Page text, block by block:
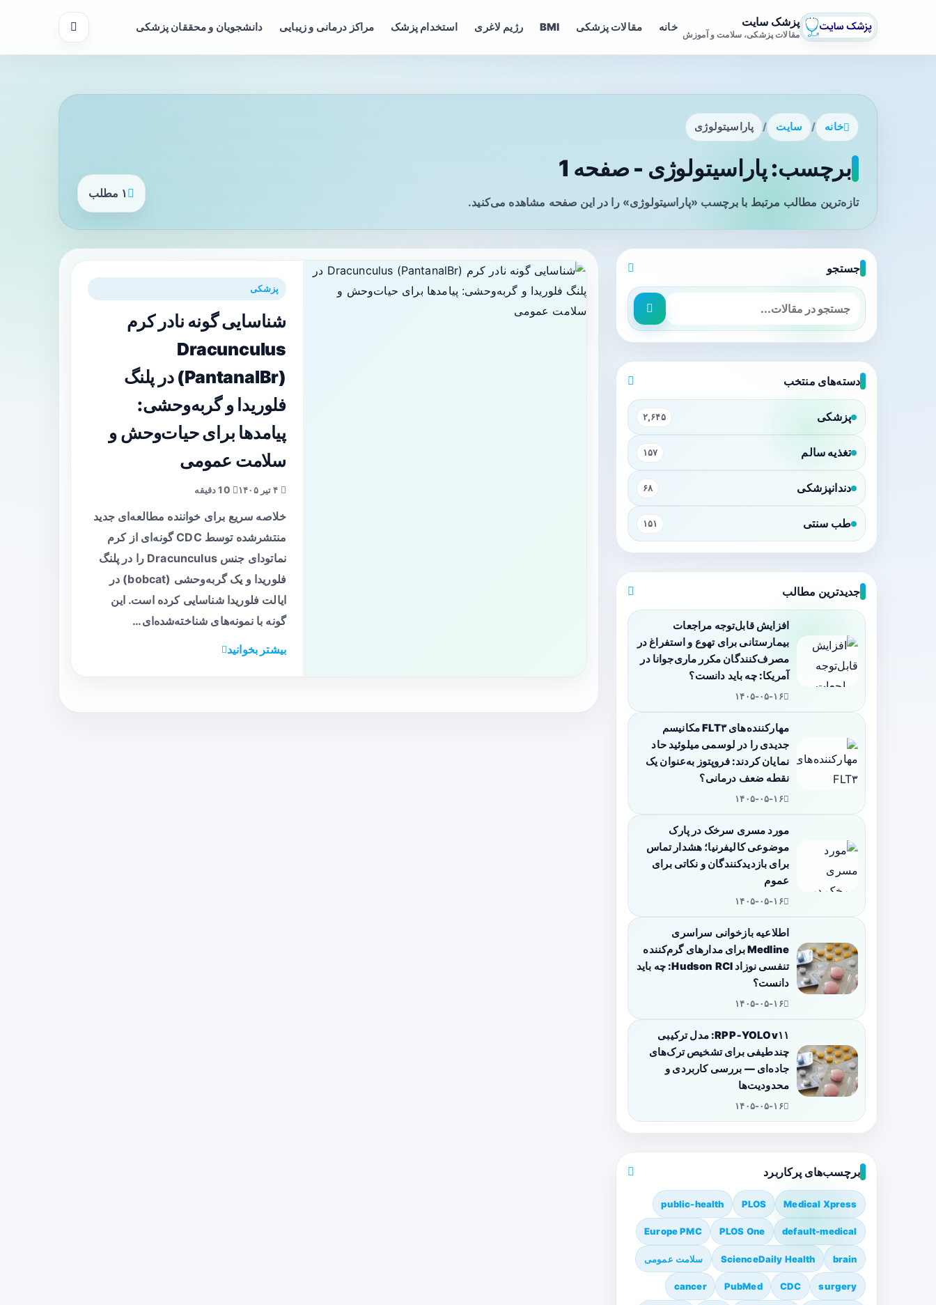
پزشک سایت
مقالات پزشکی، سلامت و آموزش
خانه مقالات پزشکی BMI رژیم لاغری استخدام پزشک مراکز درمانی و زیبایی دانشجویان و محققان پزشکی
خانه / سایت / پاراسیتولوژی
برچسب: پاراسیتولوژی - صفحه 1
تازه‌ترین مطالب مرتبط با برچسب «پاراسیتولوژی» را در این صفحه مشاهده می‌کنید.
۱ مطلب
پزشکی
شناسایی گونه نادر کرم
Dracunculus
(PantanalBr) در پلنگ
فلوریدا و گربه‌وحشی:
پیامدها برای حیات‌وحش و
سلامت عمومی
خلاصه سریع برای خواننده مطالعه‌ای جدید
منتشرشده توسط CDC گونه‌ای از کرم
نماتودای جنس Dracunculus را در پلنگ
فلوریدا و یک گربه‌وحشی (bobcat) در
ایالت فلوریدا شناسایی کرده است. این
گونه با نمونه‌های شناخته‌شده‌ای…
بیشتر بخوانید
جستجو
دسته‌های منتخب
پزشکی ۲,۶۴۵
تغذیه سالم ۱۵۷
دندانپزشکی ۶۸
طب سنتی ۱۵۱
جدیدترین مطالب
افزایش قابل‌توجه مراجعات
بیمارستانی برای تهوع و استفراغ در
مصرف‌کنندگان مکرر ماری‌جوانا در
آمریکا: چه باید دانست؟
۱۴۰۵-۰۵-۱۶
مهارکننده‌های FLT۳ مکانیسم
جدیدی را در لوسمی میلوئید حاد
نمایان کردند: فروپتوز به‌عنوان یک
نقطه ضعف درمانی؟
۱۴۰۵-۰۵-۱۶
مورد مسری سرخک در پارک
موضوعی کالیفرنیا؛ هشدار تماس
برای بازدیدکنندگان و نکاتی برای
عموم
۱۴۰۵-۰۵-۱۶
اطلاعیه بازخوانی سراسری
Medline برای مدارهای گرم‌کننده
تنفسی نوزاد Hudson RCI: چه باید
دانست؟
۱۴۰۵-۰۵-۱۶
RPP‑YOLOv۱۱: مدل ترکیبی
چندطیفی برای تشخیص ترک‌های
جاده‌ای — بررسی کاربردی و
محدودیت‌ها
۱۴۰۵-۰۵-۱۶
برچسب‌های پرکاربرد
Medical Xpress
PLOS
public-health
default-medical
PLOS One
Europe PMC
brain
ScienceDaily Health سلامت عمومی
surgery
CDC
PubMed
cancer